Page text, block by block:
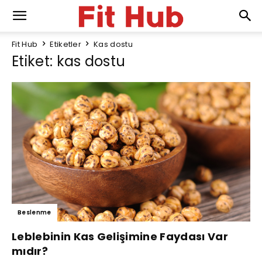
Fit Hub Etiketler Kas dostu
Etiket: kas dostu
Beslenme
Leblebinin Kas Gelişimine Faydası Var
mıdır?